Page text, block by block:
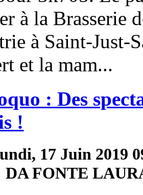
à la Brasserie
à Saint-Just-
et la mam...
: Des
!
17 Juin 2019
DA FONTE